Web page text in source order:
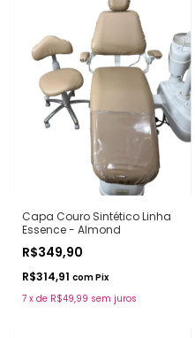
Capa Couro Sintético Linha
Essence - Almond
R$349,90
R$314,91 comPix
7 x de R$49,99 sem juros